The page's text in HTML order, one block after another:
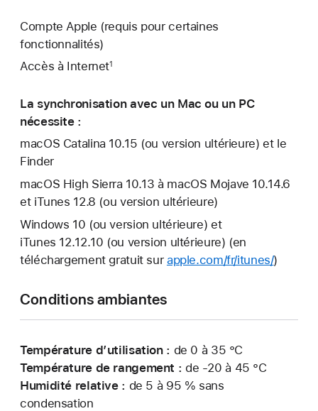
Compte Apple (requis pour certaines
fonctionnalités)
Accès à Internet1
La synchronisation avec un Mac ou un PC
nécessite :
macOS Catalina 10.15 (ou version ultérieure) et le
Finder
macOS High Sierra 10.13 à macOS Mojave 10.14.6
et iTunes 12.8 (ou version ultérieure)
Windows 10 (ou version ultérieure) et
iTunes 12.12.10 (ou version ultérieure) (en
téléchargement gratuit sur apple.com/fr/itunes/)
Conditions ambiantes
Température d’utilisation : de 0 à 35 °C
Température de rangement : de -20 à 45 °C
Humidité relative : de 5 à 95 % sans
condensation